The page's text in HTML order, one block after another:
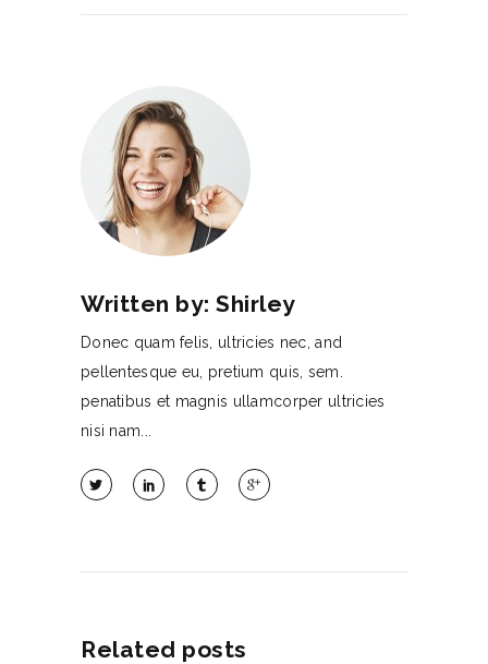
Written by: Shirley
Donec quam felis, ultricies nec, and
pellentesque eu, pretium quis, sem.
penatibus et magnis ullamcorper ultricies
nisi nam...
Related posts